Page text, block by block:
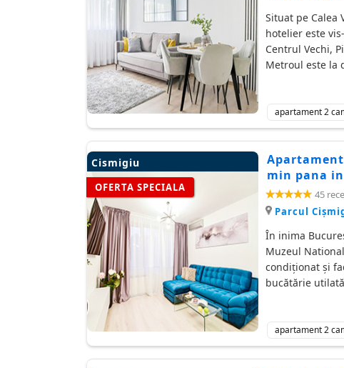
Situat pe Calea
hotelier este
Centrul Vechi,
Metroul este la
apartament 2
Cismigiu
OFERTA SPECIALA
min pana
45
Parcul
În inima
Muzeul
condiționat și
bucătărie
apartament 2